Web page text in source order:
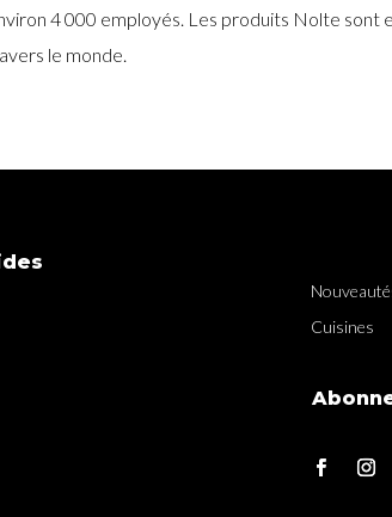
4 000 employés. Les produits Nolte sont
le monde.
Cuisines